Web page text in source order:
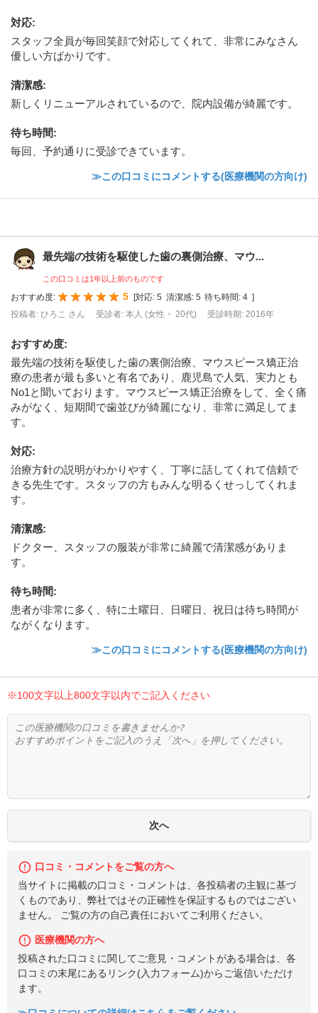
対応:
スタッフ全員が毎回笑顔で対応してくれて、非常にみなさん
優しい方ばかりです。
清潔感:
新しくリニューアルされているので、院内設備が綺麗です。
待ち時間:
毎回、予約通りに受診できています。
≫この口コミにコメントする(医療機関の方向け)
最先端の技術を駆使した歯の裏側治療、マウ...
この口コミは1年以上前のものです
おすすめ度: 5 対応: 5 清潔感: 5 待ち時間: 4
投稿者: ひろこ さん
受診者: 本人 (女性・ 20代) 受診時期: 2016年
おすすめ度:
最先端の技術を駆使した歯の裏側治療、マウスピース矯正治
療の患者が最も多いと有名であり、鹿児島で人気、実力とも
No1と聞いております。マウスピース矯正治療をして、全く痛
みがなく、短期間で歯並びが綺麗になり、非常に満足してま
す。
対応:
治療方針の説明がわかりやすく、丁寧に話してくれて信頼で
きる先生です。スタッフの方もみんな明るくせっしてくれま
す。
清潔感:
ドクター、スタッフの服装が非常に綺麗で清潔感がありま
す。
待ち時間:
患者が非常に多く、特に土曜日、日曜日、祝日は待ち時間が
ながくなります。
≫この口コミにコメントする(医療機関の方向け)
※100文字以上800文字以内でご記入ください
口コミ・コメントをご覧の方へ
当サイトに掲載の口コミ・コメントは、各投稿者の主観に基づ
くものであり、弊社ではその正確性を保証するものではござい
ません。 ご覧の方の自己責任においてご利用ください。
医療機関の方へ
投稿された口コミに関してご意見・コメントがある場合は、各
口コミの末尾にあるリンク(入力フォーム)からご返信いただけ
ます。